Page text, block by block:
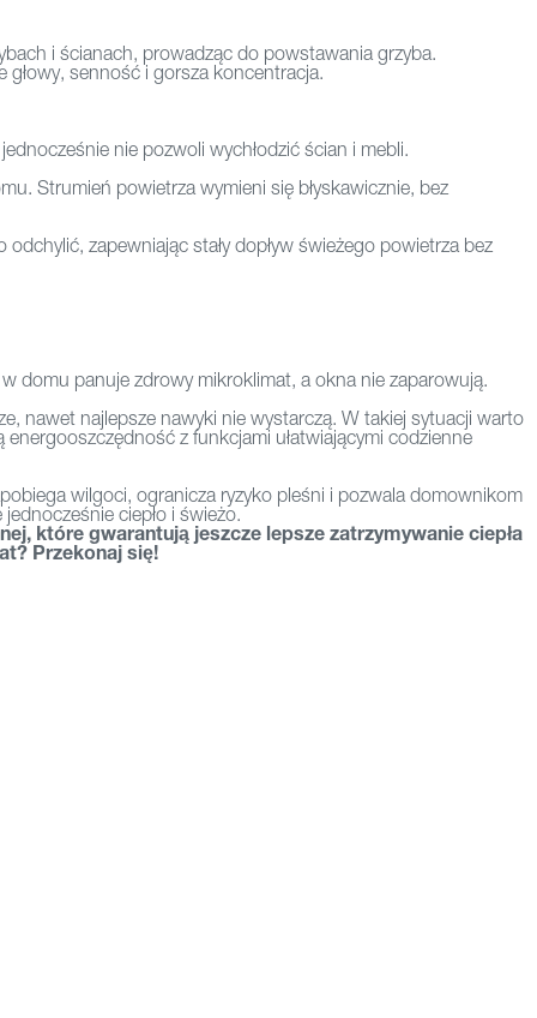
i ścianach, prowadząc do powstawania grzyba.
senność i gorsza koncentracja.
nie pozwoli wychłodzić ścian i mebli.
Strumień powietrza wymieni się błyskawicznie, bez
zapewniając stały dopływ świeżego powietrza bez
domu panuje zdrowy mikroklimat, a okna nie zaparowują.
nawet najlepsze nawyki nie wystarczą. W takiej sytuacji warto
z funkcjami ułatwiającymi codzienne
wilgoci, ogranicza ryzyko pleśni i pozwala domownikom
ciepło i świeżo.
które gwarantują jeszcze lepsze zatrzymywanie ciepła
Przekonaj się!